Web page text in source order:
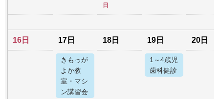
日
16日 17日 18日 19日 20日
きもっが
よか教
室・マシ
ン講習会
1～4歳児
歯科健診